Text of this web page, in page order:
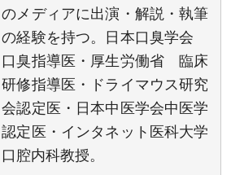
のメディアに出演・解説・執筆
の経験を持つ。日本口臭学会
口臭指導医・厚生労働省 臨床
研修指導医・ドライマウス研究
会認定医・日本中医学会中医学
認定医・インタネット医科大学
口腔内科教授。